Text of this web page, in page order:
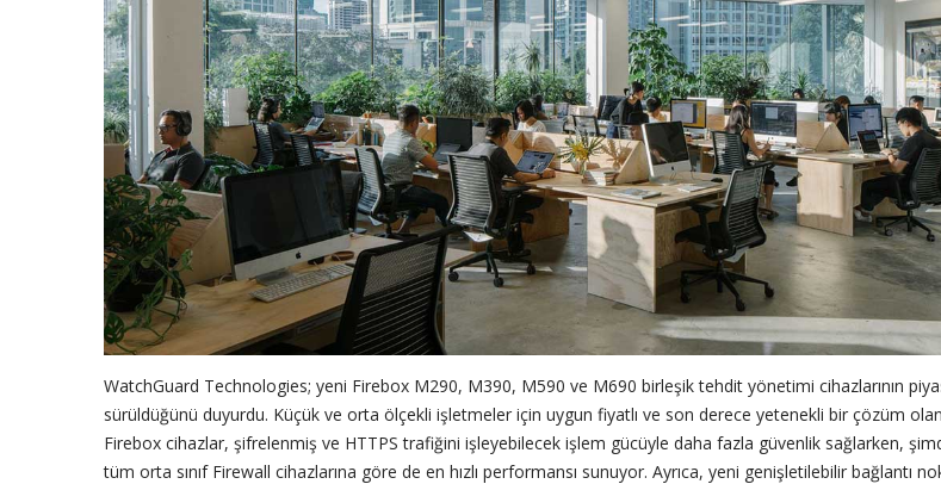
WatchGuard Technologies; yeni Firebox M290, M390, M590 ve M690 birleşik tehdit yönetimi cihazlarının
sürüldüğünü duyurdu. Küçük ve orta ölçekli işletmeler için uygun fiyatlı ve son derece yetenekli bir çözüm
Firebox cihazlar, şifrelenmiş ve HTTPS trafiğini işleyebilecek işlem gücüyle daha fazla güvenlik sağlarken,
tüm orta sınıf Firewall cihazlarına göre de en hızlı performansı sunuyor. Ayrıca, yeni genişletilebilir bağlantı